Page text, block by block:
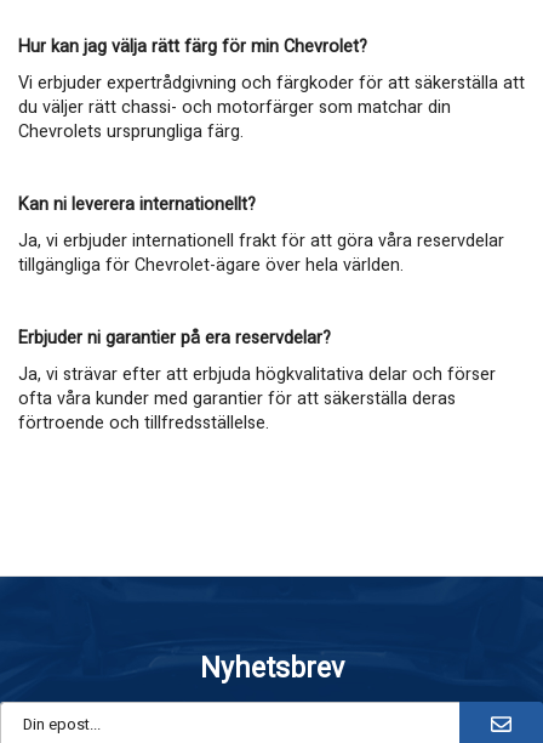
Hur kan jag välja rätt färg för min Chevrolet?
Vi erbjuder expertrådgivning och färgkoder för att säkerställa att
du väljer rätt chassi- och motorfärger som matchar din
Chevrolets ursprungliga färg.
Kan ni leverera internationellt?
Ja, vi erbjuder internationell frakt för att göra våra reservdelar
tillgängliga för Chevrolet-ägare över hela världen.
Erbjuder ni garantier på era reservdelar?
Ja, vi strävar efter att erbjuda högkvalitativa delar och förser
ofta våra kunder med garantier för att säkerställa deras
förtroende och tillfredsställelse.
Nyhetsbrev